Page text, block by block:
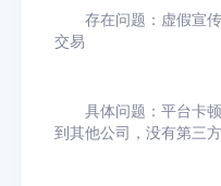
存在问题：虚假宣传
交易
具体问题：平台卡顿
到其他公司，没有第三